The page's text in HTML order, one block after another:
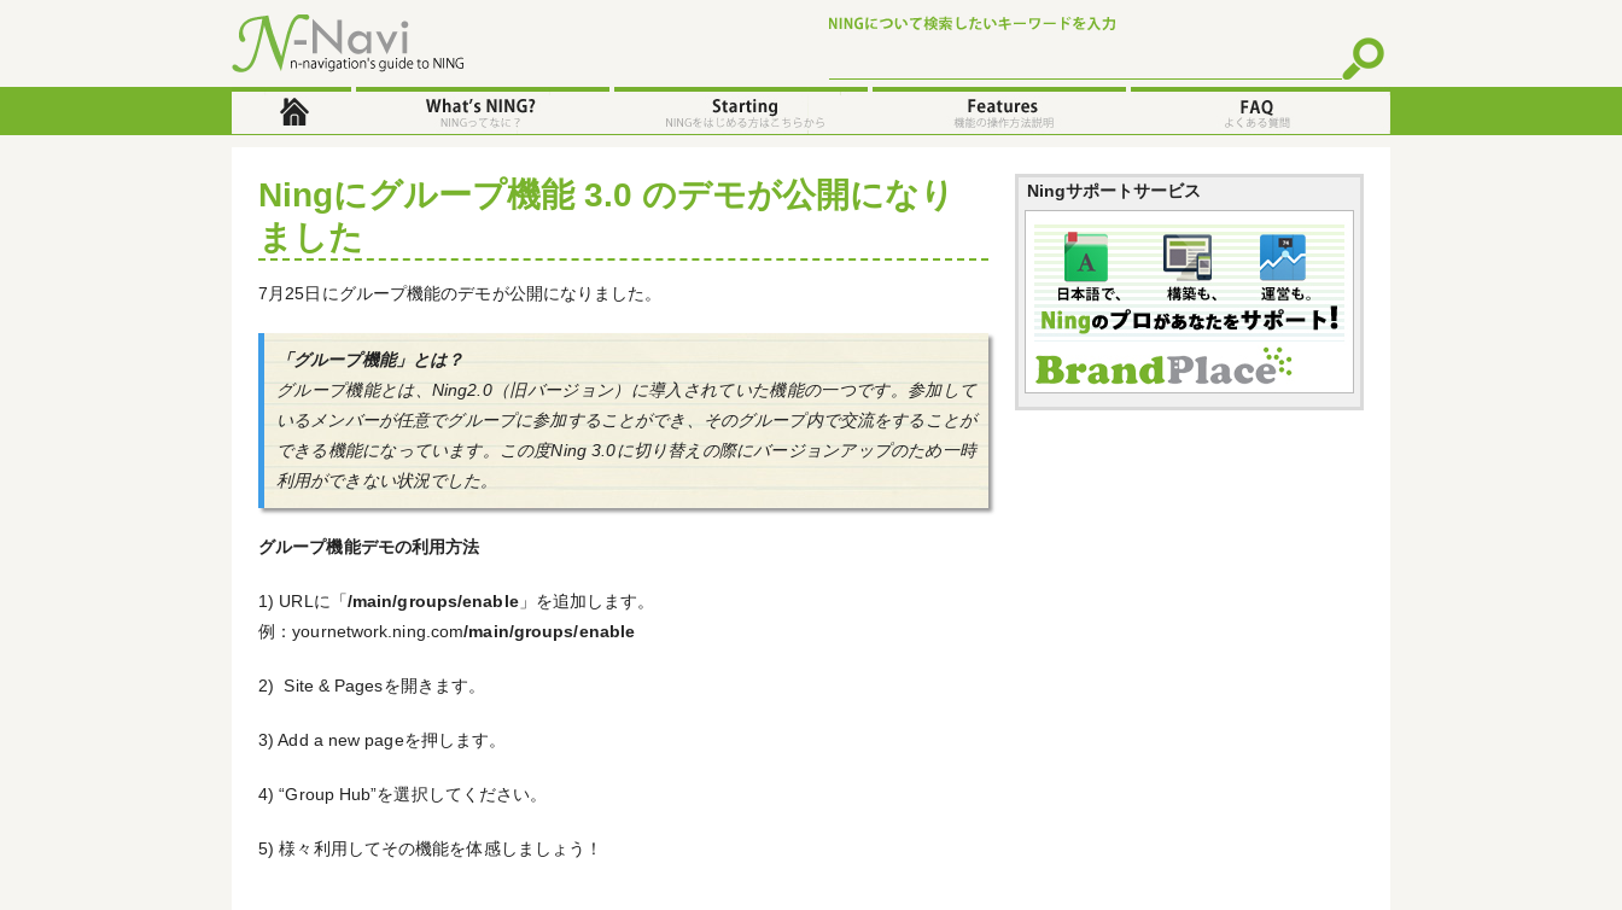
Ningにグループ機能 3.0 のデモが公開になり
ました
7月25日にグループ機能のデモが公開になりました。
「グループ機能」とは？
グループ機能とは、Ning2.0（旧バージョン）に導入されていた機能の一つです。参加して
いるメンバーが任意でグループに参加することができ、そのグループ内で交流をすることが
できる機能になっています。この度Ning 3.0に切り替えの際にバージョンアップのため一時
利用ができない状況でした。
グループ機能デモの利用方法
1) URLに「/main/groups/enable」を追加します。
例：yournetwork.ning.com/main/groups/enable
2) Site & Pagesを開きます。
3) Add a new pageを押します。
4) “Group Hub”を選択してください。
5) 様々利用してその機能を体感しましょう！
Ningサポートサービス